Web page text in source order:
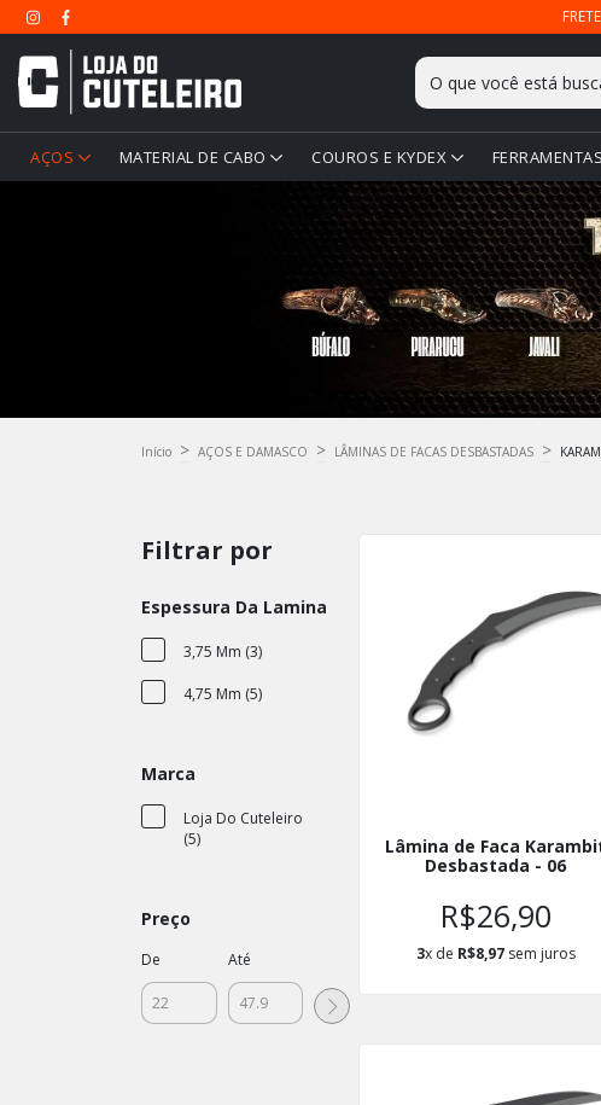
AÇOS MATERIAL DE CABO COUROS E KYDEX
Início > AÇOS E DAMASCO > LÂMINAS DE FACAS DESBASTADAS >
Filtrar por
Espessura Da Lamina
3,75 Mm (3)
4,75 Mm (5)
Marca
Loja Do Cuteleiro
(5)
Preço
De Até
Lâmina de Faca
Desbastada - 06
R$26,90
3x de R$8,97sem juros